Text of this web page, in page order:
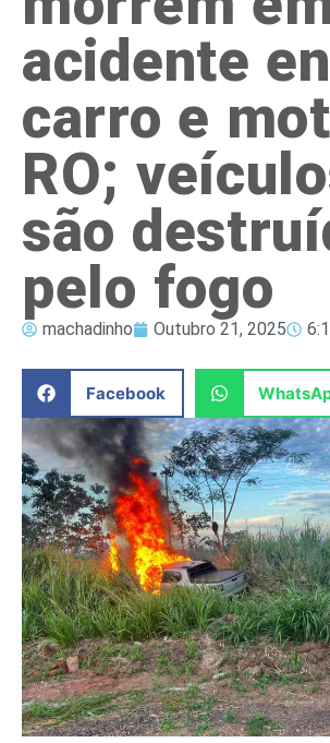
acidente
carro e
RO;
são
pelo fogo
machadinho Outubro 21, 2025
Facebook